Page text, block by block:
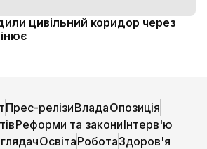
цивільний коридор через
Прес-релізиВладаОпозиція
Реформи та закониІнтерв'ю
ОсвітаРоботаЗдоров'я